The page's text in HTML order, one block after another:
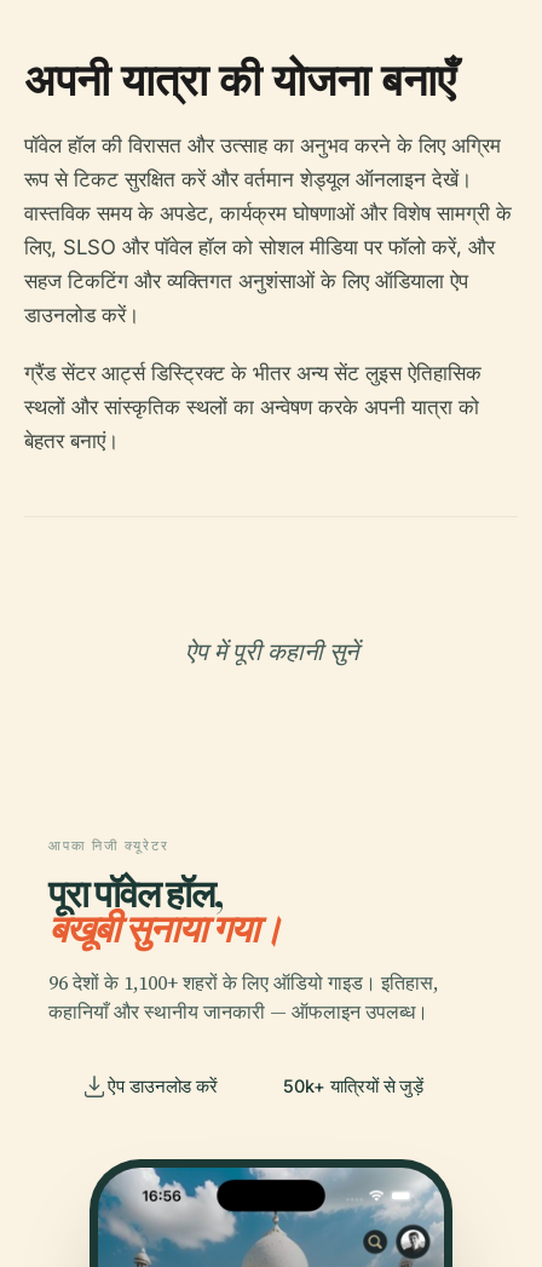
अपनी यात्रा की योजना बनाएँ
पॉवेल हॉल की विरासत और उत्साह का अनुभव करने के लिए अग्रिम
रूप से टिकट सुरक्षित करें और वर्तमान शेड्यूल ऑनलाइन देखें।
वास्तविक समय के अपडेट, कार्यक्रम घोषणाओं और विशेष सामग्री के
लिए, SLSO और पॉवेल हॉल को सोशल मीडिया पर फॉलो करें, और
सहज टिकटिंग और व्यक्तिगत अनुशंसाओं के लिए ऑडियाला ऐप
डाउनलोड करें।
ग्रैंड सेंटर आर्ट्स डिस्ट्रिक्ट के भीतर अन्य सेंट लुइस ऐतिहासिक
स्थलों और सांस्कृतिक स्थलों का अन्वेषण करके अपनी यात्रा को
बेहतर बनाएं।
ऐप में पूरी कहानी सुनें
आपका निजी क्यूरेटर
पूरा पॉवेल हॉल,
बखूबी सुनाया गया।
96 देशों के 1,100+ शहरों के लिए ऑडियो गाइड। इतिहास,
कहानियाँ और स्थानीय जानकारी — ऑफलाइन उपलब्ध।
ऐप डाउनलोड करें 50k+ यात्रियों से जुड़ें